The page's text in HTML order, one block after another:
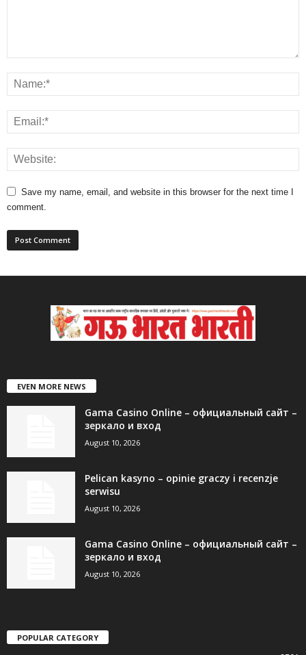
Save my name, email, and website in this browser for the next time I
comment.
EVEN MORE NEWS
Gama Casino Online – официальный сайт –
зеркало и вход
August 10, 2026
Pelican kasyno – opinie graczy i recenzje
serwisu
August 10, 2026
Gama Casino Online – официальный сайт –
зеркало и вход
August 10, 2026
POPULAR CATEGORY